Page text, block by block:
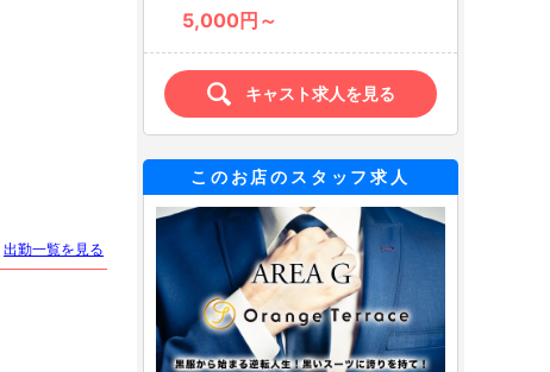
出勤一覧を見る
5,000円～
キャスト求人を見る
このお店のスタッフ求人